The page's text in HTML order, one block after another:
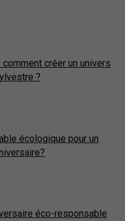
comment créer un univers
?
écologique pour un
éco-responsable